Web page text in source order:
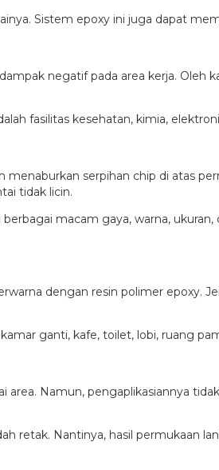
Sistem epoxy ini juga dapat
negatif pada area kerja. Oleh
fasilitas kesehatan, kimia,
serpihan chip di atas
tidak licin.
macam gaya, warna,
dengan resin polimer epoxy.
ganti, kafe, toilet, lobi, ruang
Namun, pengaplikasiannya
retak. Nantinya, hasil permukaan